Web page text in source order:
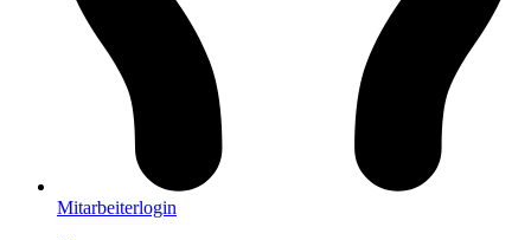
Mitarbeiterlogin